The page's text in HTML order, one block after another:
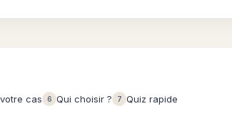
cas 6 Qui choisir ? 7 Quiz rapide